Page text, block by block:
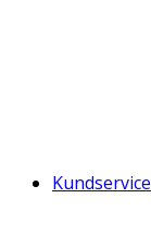
Kundservice